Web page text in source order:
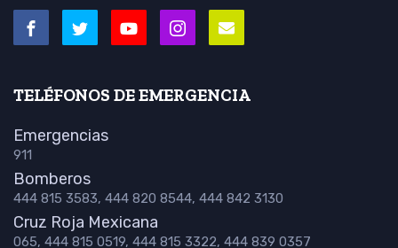
TELÉFONOS DE EMERGENCIA
Emergencias
911
Bomberos
444 815 3583, 444 820 8544, 444 842 3130
Cruz Roja Mexicana
065, 444 815 0519, 444 815 3322, 444 839 0357